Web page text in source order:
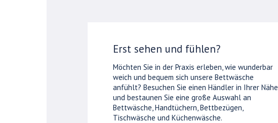
Erst sehen und fühlen?
Möchten Sie in der Praxis erleben, wie wunderbar
weich und bequem sich unsere Bettwäsche
anfühlt? Besuchen Sie einen Händler in Ihrer Nähe
und bestaunen Sie eine große Auswahl an
Bettwäsche, Handtüchern, Bettbezügen,
Tischwäsche und Küchenwäsche.